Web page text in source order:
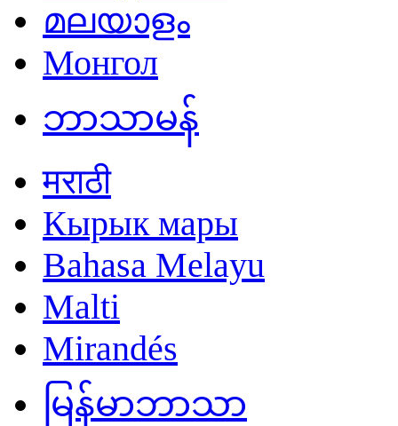
മലയാളം
Монгол
ဘာသာမန်
मराठी
Кырык мары
Bahasa Melayu
Malti
Mirandés
မြန်မာဘာသာ